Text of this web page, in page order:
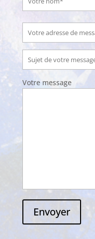
Votre message
Envoyer